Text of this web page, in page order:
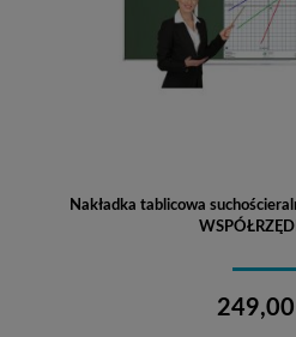
Nakładka tablicowa
249,00